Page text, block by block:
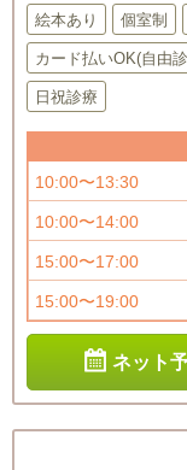
絵本あり 個室制
カード払いOK(自由
日祝診療
10:00〜13:30
10:00〜14:00
15:00〜17:00
15:00〜19:00
ネット